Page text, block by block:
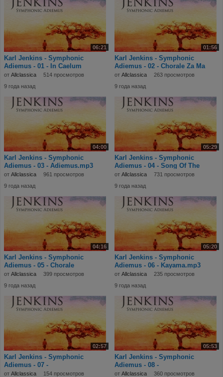
06:21
Karl Jenkins - Symphonic
Adiemus - 01 - In Caelum
Fero.mp3
от Allclassica
514 просмотров
9 года назад
01:56
Karl Jenkins - Symphonic
Adiemus - 02 - Chorale Za Ma
Ba.mp3
от Allclassica
263 просмотров
9 года назад
04:00
Karl Jenkins - Symphonic
Adiemus - 03 - Adiemus.mp3
от Allclassica
961 просмотров
9 года назад
05:29
Karl Jenkins - Symphonic
Adiemus - 04 - Song Of The
Spirit.mp3
от Allclassica
731 просмотров
9 года назад
04:16
Karl Jenkins - Symphonic
Adiemus - 05 - Chorale
Elegia.mp3
от Allclassica
399 просмотров
9 года назад
05:20
Karl Jenkins - Symphonic
Adiemus - 06 - Kayama.mp3
от Allclassica
235 просмотров
9 года назад
02:57
Karl Jenkins - Symphonic
Adiemus - 07 -
Tintinnabulum.mp3
от Allclassica
154 просмотров
05:53
Karl Jenkins - Symphonic
Adiemus - 08 -
Tintinnabulum.mp3
от Allclassica
360 просмотров